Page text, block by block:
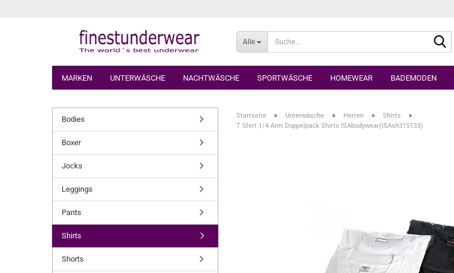
Alle
MARKEN UNTERWÄSCHE NACHTWÄSCHE SPORTWÄSCHE HOMEWEAR BADEMODEN
Startseite » Unterwäsche » Herren » Shirts »
T Shirt 1/4 Arm Doppelpack Shirts ISAbodywear(ISAsh315133)
Bodies
Boxer
Jocks
Leggings
Pants
Shirts
Shorts